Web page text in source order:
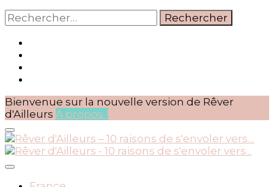
Rechercher :
Bienvenue sur la nouvelle version de Rêver
d'Ailleurs A propos !